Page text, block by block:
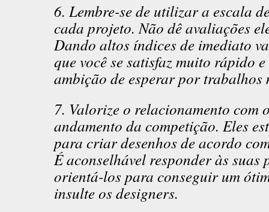
6. Lembre-se de utilizar a escala
cada projeto. Não dê avaliações
Dando altos índices de imediato
que você se satisfaz muito rápido
ambição de esperar por trabalhos
7. Valorize o relacionamento com
andamento da competição. Eles
para criar desenhos de acordo
É aconselhável responder às
orientá-los para conseguir um
insulte os designers.